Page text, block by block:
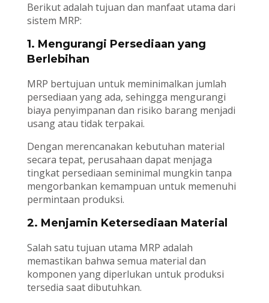
Berikut adalah tujuan dan manfaat utama dari
sistem MRP:
1. Mengurangi Persediaan yang
Berlebihan
MRP bertujuan untuk meminimalkan jumlah
persediaan yang ada, sehingga mengurangi
biaya penyimpanan dan risiko barang menjadi
usang atau tidak terpakai.
Dengan merencanakan kebutuhan material
secara tepat, perusahaan dapat menjaga
tingkat persediaan seminimal mungkin tanpa
mengorbankan kemampuan untuk memenuhi
permintaan produksi.
2. Menjamin Ketersediaan Material
Salah satu tujuan utama MRP adalah
memastikan bahwa semua material dan
komponen yang diperlukan untuk produksi
tersedia saat dibutuhkan.